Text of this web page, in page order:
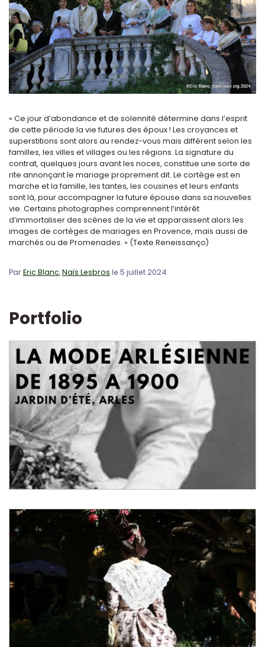
« Ce jour d’abondance et de solennité détermine dans l’esprit
de cette période la vie futures des époux ! Les croyances et
superstitions sont alors au rendez-vous mais diffèrent selon les
familles, les villes et villages ou les régions. La signature du
contrat, quelques jours avant les noces, constitue une sorte de
rite annonçant le mariage proprement dit. Le cortège est en
marche et la famille, les tantes, les cousines et leurs enfants
sont là, pour accompagner la future épouse dans sa nouvelles
vie. Certains photographes comprennent l’intérêt
d’immortaliser des scènes de la vie et apparaissent alors les
images de cortèges de mariages en Provence, mais aussi de
marchés ou de Promenades. » (Texte Reneissanço)
ParEric Blanc,Naïs Lesbros le 5 juillet 2024
Portfolio